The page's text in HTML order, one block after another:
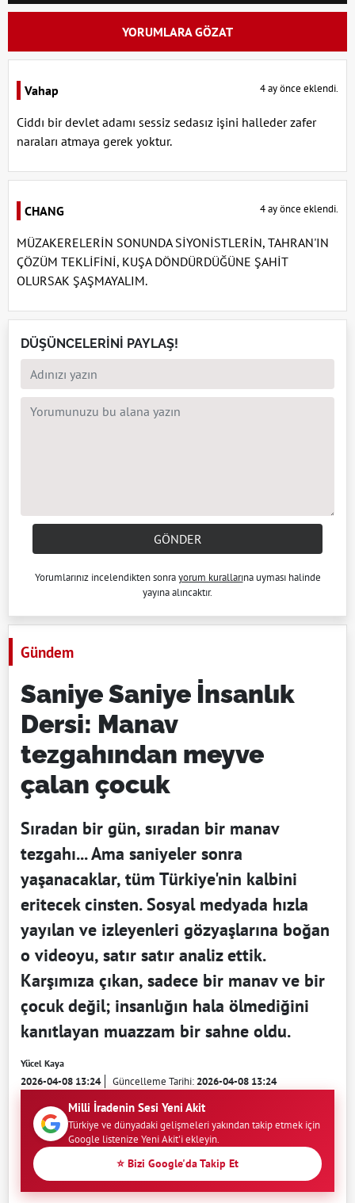
YORUMLARA GÖZAT
Vahap 4 ay önce eklendi.
Ciddı bir devlet adamı sessiz sedasız işini halleder zafer
naraları atmaya gerek yoktur.
CHANG 4 ay önce eklendi.
MÜZAKERELERİN SONUNDA SİYONİSTLERİN, TAHRAN'IN
ÇÖZÜM TEKLİFİNİ, KUŞA DÖNDÜRDÜĞÜNE ŞAHİT
OLURSAK ŞAŞMAYALIM.
DÜŞÜNCELERİNİ PAYLAŞ!
GÖNDER
Yorumlarınız incelendikten sonrayorum kurallarına uyması halinde
yayına alıncaktır.
Gündem
Saniye Saniye İnsanlık
Dersi: Manav
tezgahından meyve
çalan çocuk
Sıradan bir gün, sıradan bir manav
tezgahı... Ama saniyeler sonra
yaşanacaklar, tüm Türkiye'nin kalbini
eritecek cinsten. Sosyal medyada hızla
yayılan ve izleyenleri gözyaşlarına boğan
o videoyu, satır satır analiz ettik.
Karşımıza çıkan, sadece bir manav ve bir
çocuk değil; insanlığın hala ölmediğini
kanıtlayan muazzam bir sahne oldu.
Yücel Kaya
2026-04-08 13:24 Güncelleme Tarihi:2026-04-08 13:24
Milli İradenin Sesi Yeni Akit
Türkiye ve dünyadaki gelişmeleri yakından takip etmek için
Google listenize Yeni Akit'i ekleyin.
⭐ Bizi Google'da Takip Et